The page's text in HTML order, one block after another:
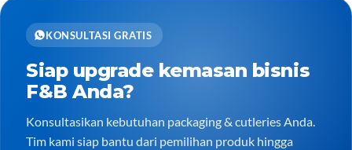
KONSULTASI GRATIS
Siap upgrade kemasan bisnis
F&B Anda?
Konsultasikan kebutuhan packaging & cutleries Anda.
Tim kami siap bantu dari pemilihan produk hingga